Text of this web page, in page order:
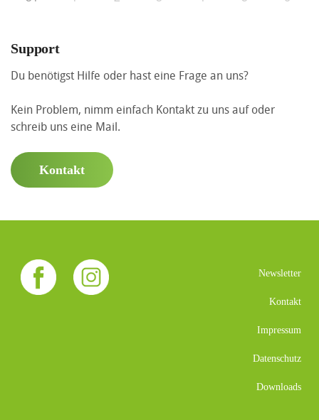
Support
Du benötigst Hilfe oder hast eine Frage an uns?
Kein Problem, nimm einfach Kontakt zu uns auf oder
schreib uns eine Mail.
Kontakt
Newsletter
Kontakt
Impressum
Datenschutz
Downloads